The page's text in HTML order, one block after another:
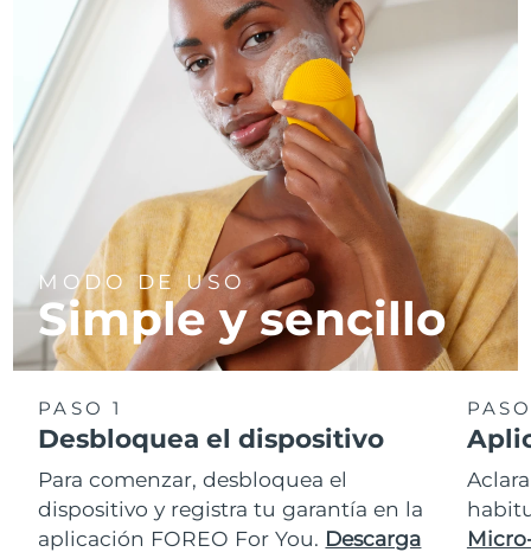
MODO DE USO
Simple y sencillo
PASO 1
Desbloquea el dispositivo
Para comenzar, desbloquea el
dispositivo y registra tu garantía en la
aplicación FOREO For You. Descarga